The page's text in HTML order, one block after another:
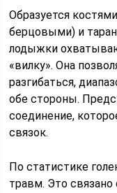
Образуется
берцовыми) и
лодыжки
«вилку». Она
разгибаться,
обе стороны.
соединение,
связок.
По статистике
травм. Это связано